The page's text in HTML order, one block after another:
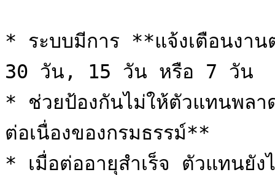
* ระบบมีการ **แจ้งเตือนงา
30 วัน, 15 วัน หรือ 7 วัน
* ช่วยป้องกันไม่ให้ตัวแทนพล
ต่อเนื่องของกรมธรรม์**
* เมื่อต่ออายุสำเร็จ ตัวแทน